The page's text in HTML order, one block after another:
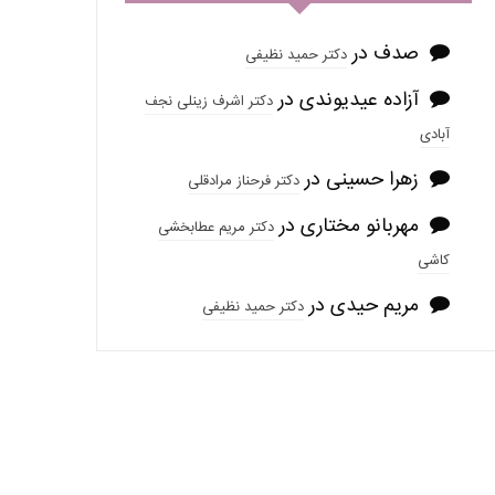
صدف دردکتر حمید نظیفی
آزاده عیدیوندی دردکتر اشرف زینلی نجف
آبادی
زهرا حسینی دردکتر فرحناز مرادقلی
مهربانو مختاری دردکتر مریم عطابخشی
کاشی
مریم حیدی دردکتر حمید نظیفی